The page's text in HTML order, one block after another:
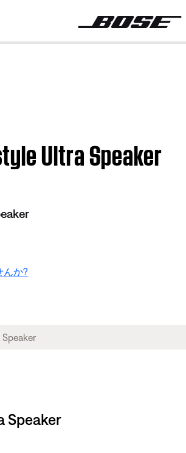
Ultra Speaker
んか?
Speaker